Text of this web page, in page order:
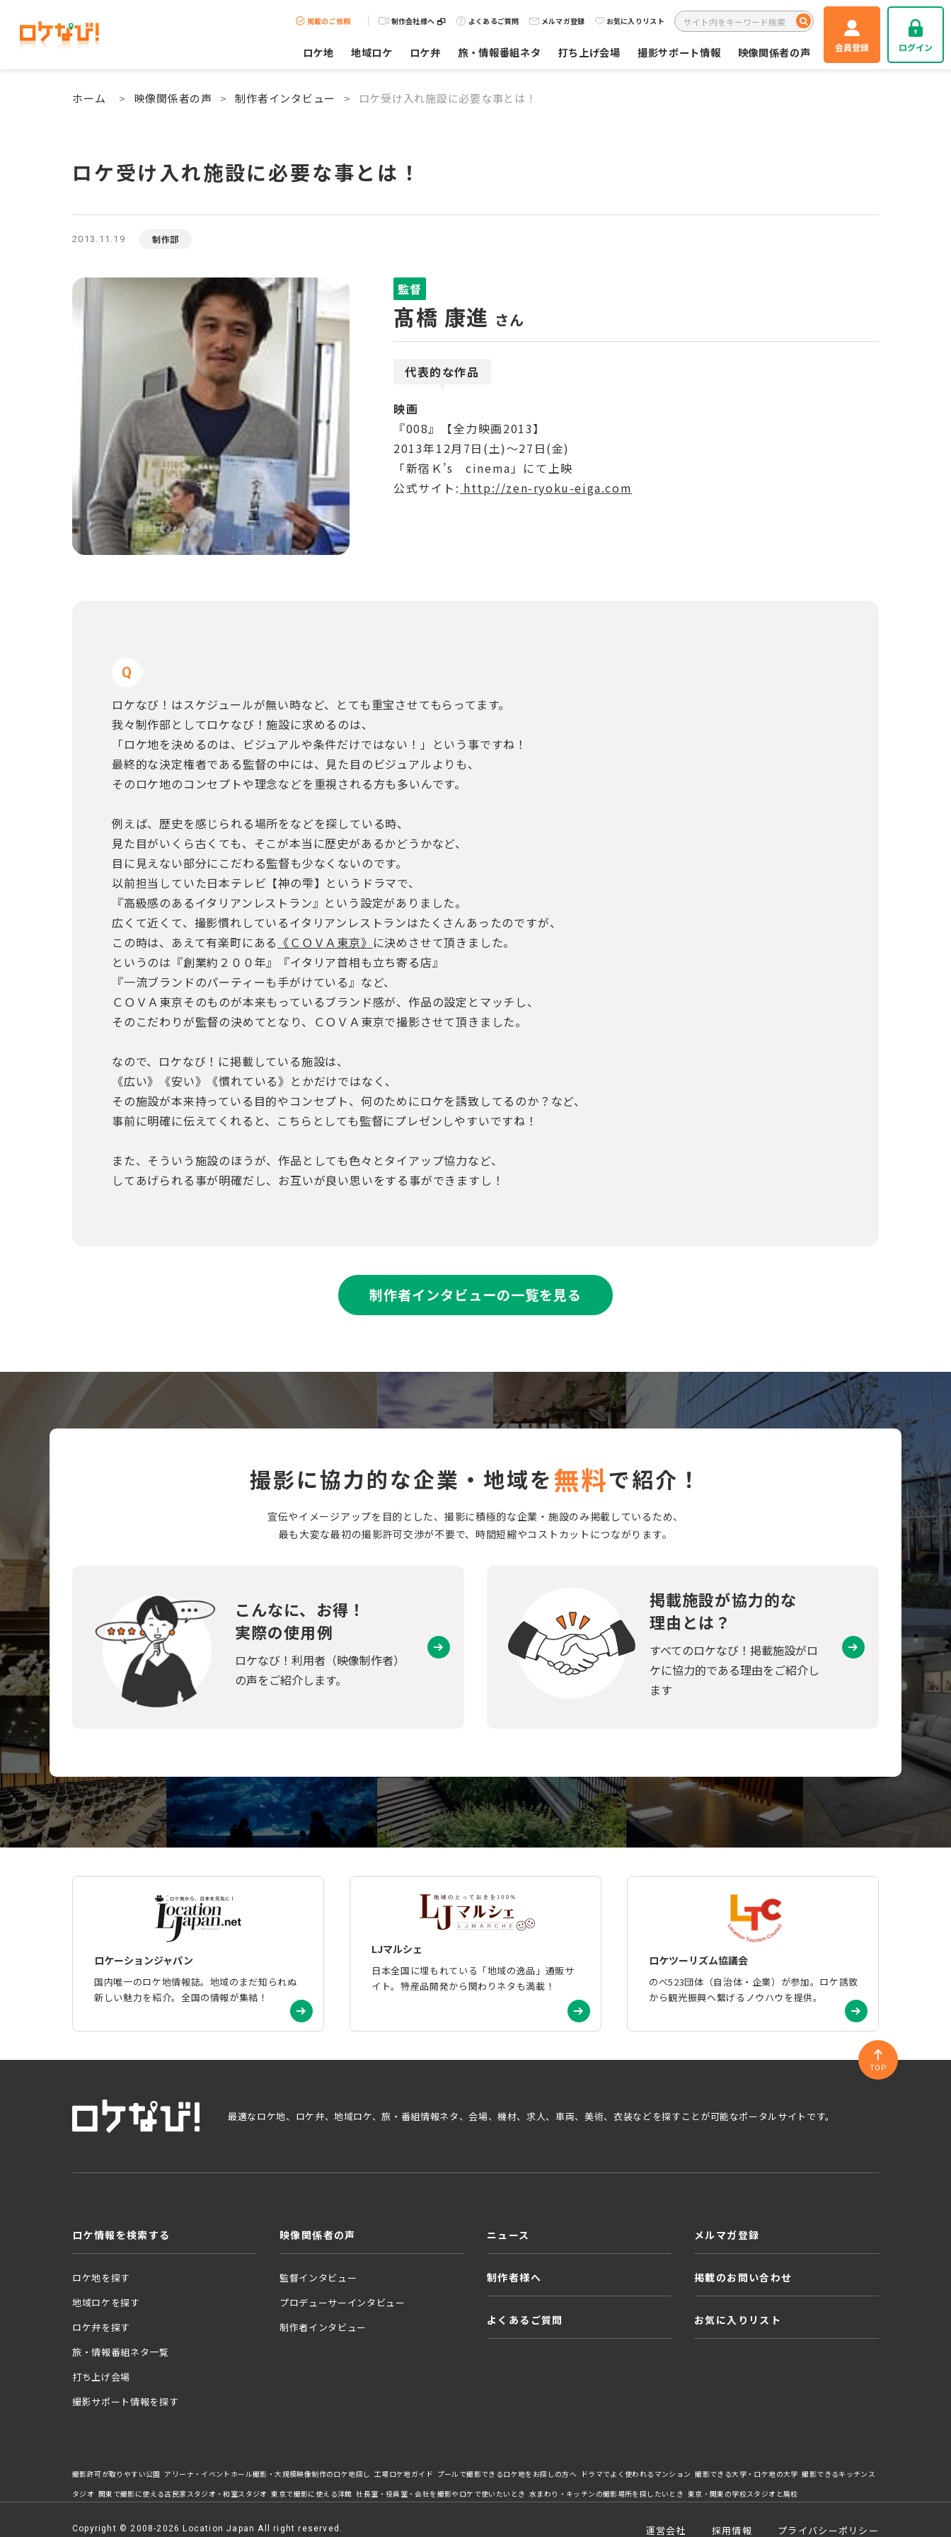
掲載のご依頼 制作会社様へ よくあるご質問 メルマガ登録 お気に入りリスト
ロケ地 地域ロケ ロケ弁 旅・情報番組ネタ 打ち上げ会場 撮影サポート情報 映像関係者の声 会員登録 ログイン
ホーム > 映像関係者の声 > 制作者インタビュー > ロケ受け入れ施設に必要な事とは！
ロケ受け入れ施設に必要な事とは！
2013.11.19 制作部
監督
髙橋 康進 さん
代表的な作品
映画
『008』【全力映画2013】
2013年12月7日(土)～27日(金)
「新宿Ｋ’s cinema」にて上映
公式サイト: http://zen-ryoku-eiga.com
Q
ロケなび！はスケジュールが無い時など、とても重宝させてもらってます。
我々制作部としてロケなび！施設に求めるのは、
「ロケ地を決めるのは、ビジュアルや条件だけではない！」という事ですね！
最終的な決定権者である監督の中には、見た目のビジュアルよりも、
そのロケ地のコンセプトや理念などを重視される方も多いんです。
例えば、歴史を感じられる場所をなどを探している時、
見た目がいくら古くても、そこが本当に歴史があるかどうかなど、
目に見えない部分にこだわる監督も少なくないのです。
以前担当していた日本テレビ【神の雫】というドラマで、
『高級感のあるイタリアンレストラン』という設定がありました。
広くて近くて、撮影慣れしているイタリアンレストランはたくさんあったのですが、
この時は、あえて有楽町にある 《ＣＯＶＡ東京》 に決めさせて頂きました。
というのは『創業約２００年』『イタリア首相も立ち寄る店』
『一流ブランドのパーティーも手がけている』など、
ＣＯＶＡ東京そのものが本来もっているブランド感が、作品の設定とマッチし、
そのこだわりが監督の決めてとなり、ＣＯＶＡ東京で撮影させて頂きました。
なので、ロケなび！に掲載している施設は、
《広い》《安い》《慣れている》とかだけではなく、
その施設が本来持っている目的やコンセプト、何のためにロケを誘致してるのか？など、
事前に明確に伝えてくれると、こちらとしても監督にプレゼンしやすいですね！
また、そういう施設のほうが、作品としても色々とタイアップ協力など、
してあげられる事が明確だし、お互いが良い思いをする事ができますし！
制作者インタビューの一覧を見る
撮影に協力的な企業・地域を無料で紹介！
宣伝やイメージアップを目的とした、撮影に積極的な企業・施設のみ掲載しているため、
最も大変な最初の撮影許可交渉が不要で、時間短縮やコストカットにつながります。
こんなに、お得！
実際の使用例
ロケなび！利用者（映像制作者）
の声をご紹介します。
掲載施設が協力的な
理由とは？
すべてのロケなび！掲載施設がロ
ケに協力的である理由をご紹介し
ます
ロケーションジャパン
国内唯一のロケ地情報誌。地域のまだ知られぬ
新しい魅力を紹介。全国の情報が集結！
LJマルシェ
日本全国に埋もれている「地域の逸品」通販サ
イト。特産品開発から関わりネタも満載！
ロケツーリズム協議会
のべ523団体（自治体・企業）が参加。ロケ誘致
から観光振興へ繋げるノウハウを提供。
TOP
最適なロケ地、ロケ弁、地域ロケ、旅・番組情報ネタ、会場、機材、求人、車両、美術、衣装などを探すことが可能なポータルサイトです。
ロケ情報を検索する
ロケ地を探す
地域ロケを探す
ロケ弁を探す
旅・情報番組ネタ一覧
打ち上げ会場
撮影サポート情報を探す
映像関係者の声
監督インタビュー
プロデューサーインタビュー
制作者インタビュー
ニュース
制作者様へ
よくあるご質問
メルマガ登録
掲載のお問い合わせ
お気に入りリスト
撮影許可が取りやすい公園 アリーナ・イベントホール撮影・大規模映像制作のロケ地探し 工場ロケ地ガイド プールで撮影できるロケ地をお探しの方へ ドラマでよく使われるマンション 撮影できる大学・ロケ地の大学 撮影できるキッチンス
タジオ 関東で撮影に使える古民家スタジオ・和室スタジオ 東京で撮影に使える洋館 社長室・役員室・会社を撮影やロケで使いたいとき 水まわり・キッチンの撮影場所を探したいとき 東京・関東の学校スタジオと廃校
運営会社 採用情報 プライバシーポリシー
Copyright © 2008-2026 Location Japan All right reserved.